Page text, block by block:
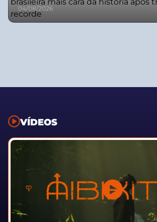
04/08/2026
VÍDEOS